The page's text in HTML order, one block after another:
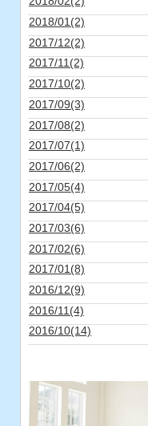
2018/01(2)
2017/12(2)
2017/11(2)
2017/10(2)
2017/09(3)
2017/08(2)
2017/07(1)
2017/06(2)
2017/05(4)
2017/04(5)
2017/03(6)
2017/02(6)
2017/01(8)
2016/12(9)
2016/11(4)
2016/10(14)